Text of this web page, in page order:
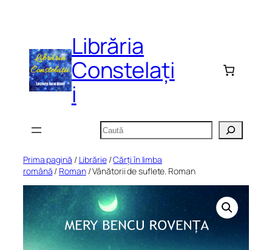
Librăria
Constelați
i
Caută
Prima pagină / Librărie/Cărți în limba
română / Roman/ Vânătorii de suflete. Roman